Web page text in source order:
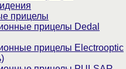
прицелы
прицелы Dedal
прицелы Electrooptic